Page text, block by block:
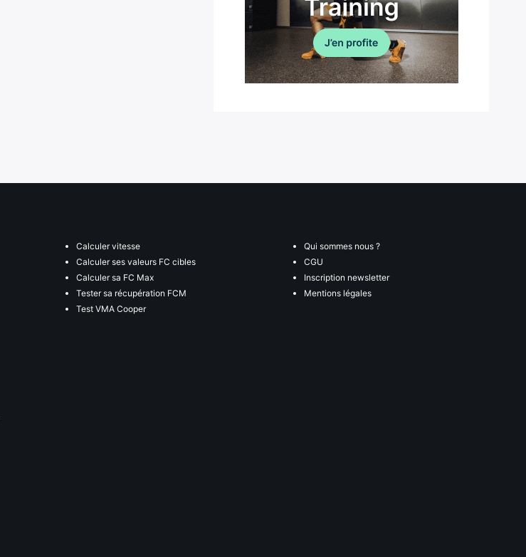
Calculer vitesse
Calculer ses valeurs FC cibles
Calculer sa FC Max
Tester sa récupération FCM
Test VMA Cooper
Qui sommes nous ?
CGU
Inscription newsletter
Mentions légales